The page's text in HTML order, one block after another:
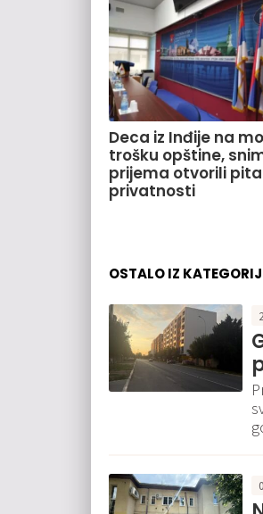
Deca iz Inđije na
trošku opštine,
prijema otvorili
privatnosti
OSTALO IZ